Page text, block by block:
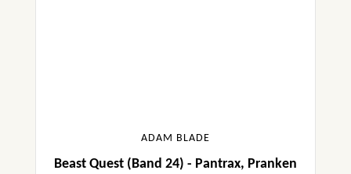
ADAM BLADE
Beast Quest (Band 24) - Pantrax, Pranken